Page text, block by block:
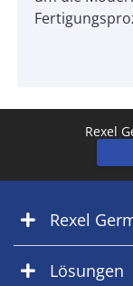
Rexel
Rexel
Lösungen